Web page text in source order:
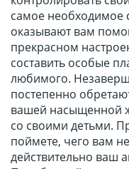
самое необходимое
оказывают вам
прекрасном
составить особые
любимого.
постепенно
вашей насыщенной
со своими детьми.
поймете, чего вам
действительно ваш